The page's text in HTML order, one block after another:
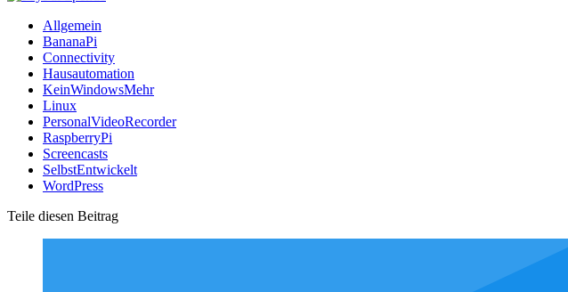
Allgemein
BananaPi
Connectivity
Hausautomation
KeinWindowsMehr
Linux
PersonalVideoRecorder
RaspberryPi
Screencasts
SelbstEntwickelt
WordPress
Teile diesen Beitrag